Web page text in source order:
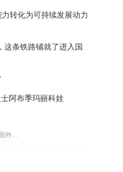
转化为可持续发展动力
这条铁路铺就了进入国
阿布季玛丽科娃
...